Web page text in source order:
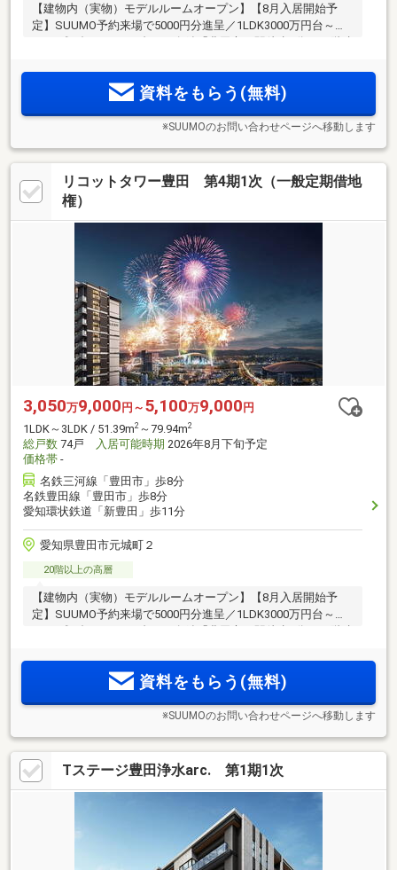
【建物内（実物）モデルルームオープン】【8月入居開始予
定】SUUMO予約来場で5000円分進呈／1LDK3000万円台～・
2LDK残3邸 4000万円台～／名鉄「豊田市」駅徒歩8分の20階建
大型モール徒歩7分、玄関前ゴミ移動サービス等、単身・共働
き夫婦に嬉しい快適環境資料をもらう(無料)
※SUUMOのお問い合わせページへ移動します
リコットタワー豊田 第4期1次（一般定期借地
権）
3,050万9,000円～ 5,100万9,000円
1LDK～3LDK / 51.39m2 ～79.94m2
総戸数 74戸 入居可能時期 2026年8月下旬予定
価格帯 -
名鉄三河線「豊田市」歩8分
名鉄豊田線「豊田市」歩8分
愛知環状鉄道「新豊田」歩11分
愛知県豊田市元城町２
20階以上の高層
【建物内（実物）モデルルームオープン】【8月入居開始予
定】SUUMO予約来場で5000円分進呈／1LDK3000万円台～・
大型モール徒歩7分、玄関前ゴミ移動サービス等、単身・共働
き夫婦に嬉しい快適環境資料をもらう(無料)
※SUUMOのお問い合わせページへ移動します
Tステージ豊田浄水arc. 第1期1次